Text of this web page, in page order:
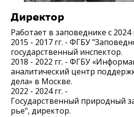
Директор
Работает в заповеднике с 2024
2015 - 2017 гг. - ФГБУ
государственный инспектор.
2018 - 2022 гг. - ФГБУ
аналитический центр
дела» в Москве.
2022 - 2024 гг. -
Государственный природный
рье", директор.